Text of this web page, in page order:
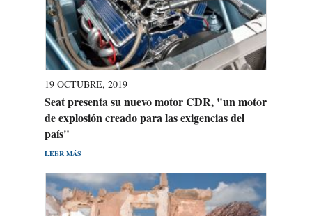
19 OCTUBRE, 2019
Seat presenta su nuevo motor CDR, "un motor
de explosión creado para las exigencias del
país"
LEER MÁS